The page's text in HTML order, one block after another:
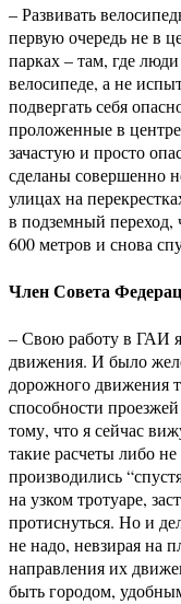
– Развивать
первую очередь не в
парках – там, где
велосипеде, а не
подвергать себя
проложенные в
зачастую и просто
сделаны совершенно
улицах на
в подземный переход,
600 метров и снова
Член Совета
– Свою работу в ГАИ
движения. И было
дорожного движения
способности
тому, что я сейчас
такие расчеты либо
производились
на узком тротуаре,
протиснуться. Но и
не надо, невзирая на
направления их
быть городом,